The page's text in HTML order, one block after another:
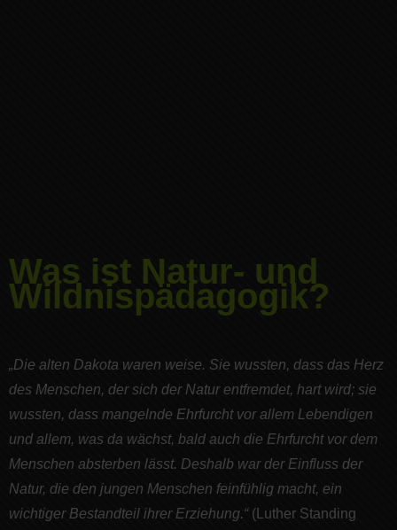
Was ist Natur- und
Wildnispädagogik?
„Die alten Dakota waren weise. Sie wussten, dass das Herz
des Menschen, der sich der Natur entfremdet, hart wird; sie
wussten, dass mangelnde Ehrfurcht vor allem Lebendigen
und allem, was da wächst, bald auch die Ehrfurcht vor dem
Menschen absterben lässt. Deshalb war der Einfluss der
Natur, die den jungen Menschen feinfühlig macht, ein
wichtiger Bestandteil ihrer Erziehung.“ (Luther Standing